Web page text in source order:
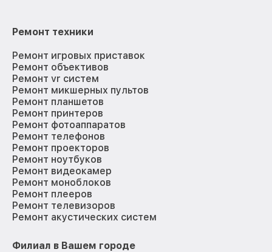
Ремонт техники
Ремонт игровых приставок
Ремонт объективов
Ремонт vr систем
Ремонт микшерных пультов
Ремонт планшетов
Ремонт принтеров
Ремонт фотоаппаратов
Ремонт телефонов
Ремонт проекторов
Ремонт ноутбуков
Ремонт видеокамер
Ремонт моноблоков
Ремонт плееров
Ремонт телевизоров
Ремонт акустических систем
Филиал в Вашем городе